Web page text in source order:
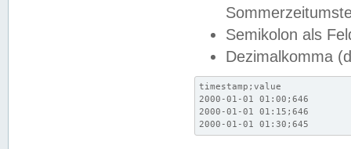
Semikolon als
Dezimalkomma
timestamp;value
2000-01-01 01:00;646
2000-01-01 01:15;646
2000-01-01 01:30;645